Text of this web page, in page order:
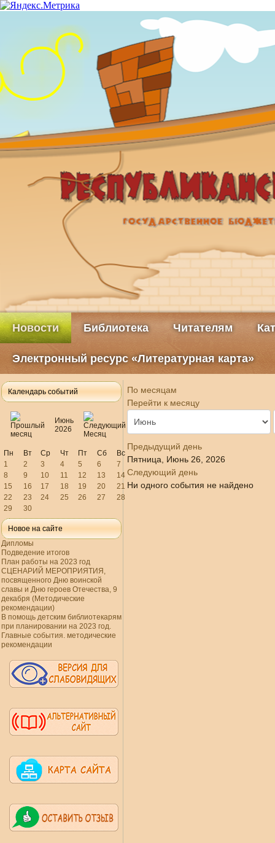
Новости Библиотека Читателям
Электронный ресурс «Литературная карта»
Календарь событий
Июнь
2026
Пн Вт Ср Чт Пт Сб
Вс
1
2 3 4 5 6
7
8
9 10 11 12 13
14
15
16 17 18 19 20
21
22
23 24 25 26 27
28
29
30
Новое на сайте
Дипломы
Подведение итогов
План работы на 2023 год
СЦЕНАРИЙ МЕРОПРИЯТИЯ,
посвященного Дню воинской
славы и Дню героев Отечества, 9
декабря (Методические
рекомендации)
В помощь детским библиотекарям
при планировании на 2023 год.
Главные события. методические
рекомендации
По месяцам
Перейти к месяцу
Предыдущий день
Пятница, Июнь 26, 2026
Следующий день
Ни одного события не найдено